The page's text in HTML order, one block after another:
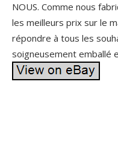
NOUS. Comme nous
les meilleurs prix sur le
répondre à tous les
soigneusement emballé